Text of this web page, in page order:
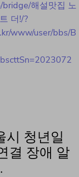
해설맛집 노
더!/?
www/user/bbs/B
시 청년일
결 장애 알